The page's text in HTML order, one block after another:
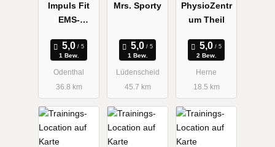
Impuls Fit
EMS-
1 Bew.
Odenthal
36.8 km
Mrs. Sporty
1 Bew.
Lüdenscheid
45.7 km
PhysioZentr
um Theil
2 Bew.
Herne
18.5 km